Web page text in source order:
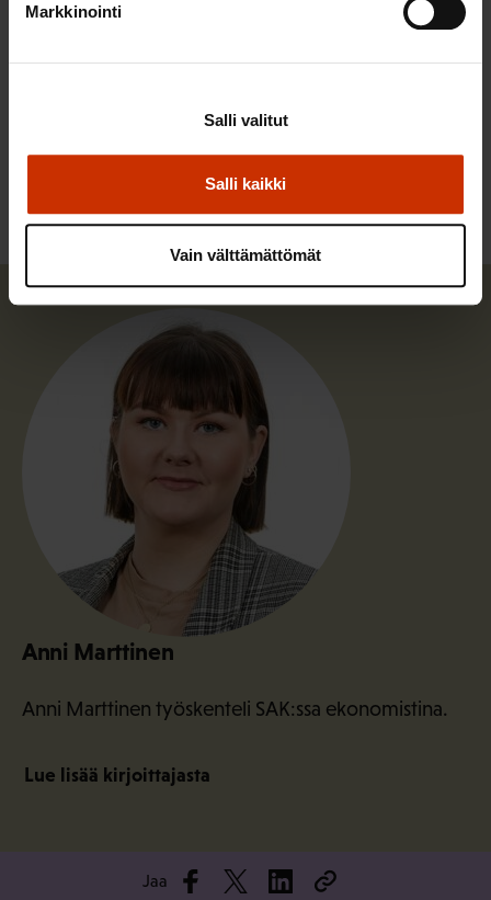
Markkinointi
Salli kaikki
Salli valitut
Vain välttämättömät
ehdotuksia yhdessä Euroopan parlamentin kanssa
LÖYDÄ LISÄÄ TÄMÄNKALTAISTA SISÄLTÖÄ:
Anni Marttinen
Anni Marttinen työskenteli SAK:ssa ekonomistina.
Lue lisää kirjoittajasta
Jaa